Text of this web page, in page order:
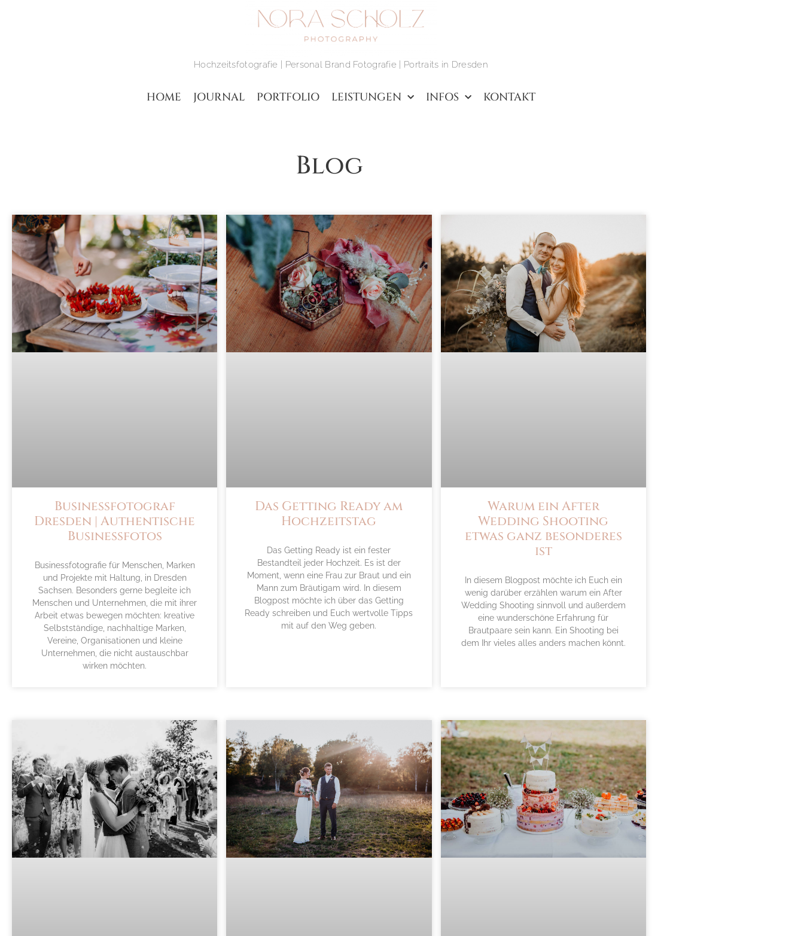
Hochzeitsfotografie | Personal Brand Fotografie | Portraits in Dresden
HOME JOURNAL PORTFOLIO LEISTUNGEN INFOS KONTAKT
Blog
Businessfotograf
Dresden | Authentische
Businessfotos
Businessfotografie für Menschen, Marken
und Projekte mit Haltung, in Dresden
Sachsen. Besonders gerne begleite ich
Menschen und Unternehmen, die mit ihrer
Arbeit etwas bewegen möchten: kreative
Selbstständige, nachhaltige Marken,
Vereine, Organisationen und kleine
Unternehmen, die nicht austauschbar
wirken möchten.
Das Getting Ready am
Hochzeitstag
Das Getting Ready ist ein fester
Bestandteil jeder Hochzeit. Es ist der
Moment, wenn eine Frau zur Braut und ein
Mann zum Bräutigam wird. In diesem
Blogpost möchte ich über das Getting
Ready schreiben und Euch wertvolle Tipps
mit auf den Weg geben.
Warum ein After
Wedding Shooting
etwas ganz besonderes
ist
In diesem Blogpost möchte ich Euch ein
wenig darüber erzählen warum ein After
Wedding Shooting sinnvoll und außerdem
eine wunderschöne Erfahrung für
Brautpaare sein kann. Ein Shooting bei
dem Ihr vieles alles anders machen könnt.